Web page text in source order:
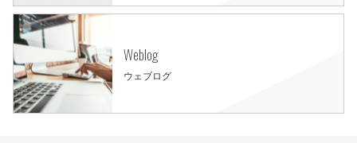
Weblog
ウェブログ